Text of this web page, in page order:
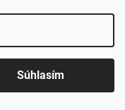
Súhlasím